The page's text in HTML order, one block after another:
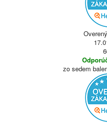
zo sedem